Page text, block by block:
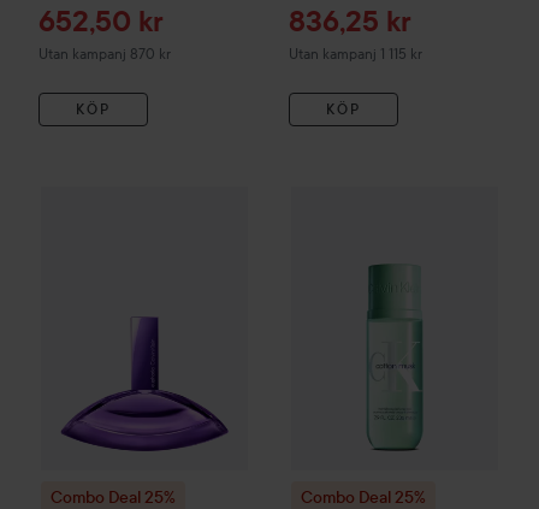
Reapris
652,50 kr
Utan kampanj 870 kr
KÖP
Reapris
836,25 kr
Utan kampanj 1 115 kr
KÖP
Combo Deal 25% Combo Deal 25%